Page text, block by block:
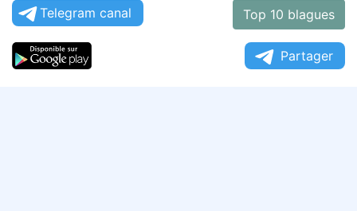
Telegram canal Top 10 blagues
Partager